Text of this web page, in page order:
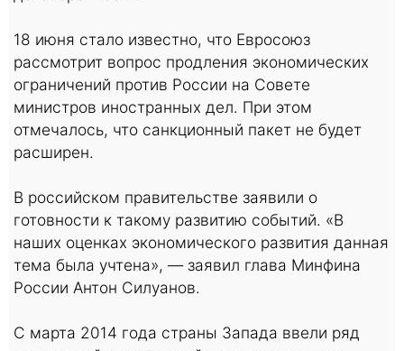
18 июня стало известно, что Евросоюз
рассмотрит вопрос продления экономических
ограничений против России на Совете
министров иностранных дел. При этом
отмечалось, что санкционный пакет не будет
расширен.
В российском правительстве заявили о
готовности к такому развитию событий. «В
наших оценках экономического развития данная
тема была учтена», — заявил глава Минфина
России Антон Силуанов.
С марта 2014 года страны Запада ввели ряд